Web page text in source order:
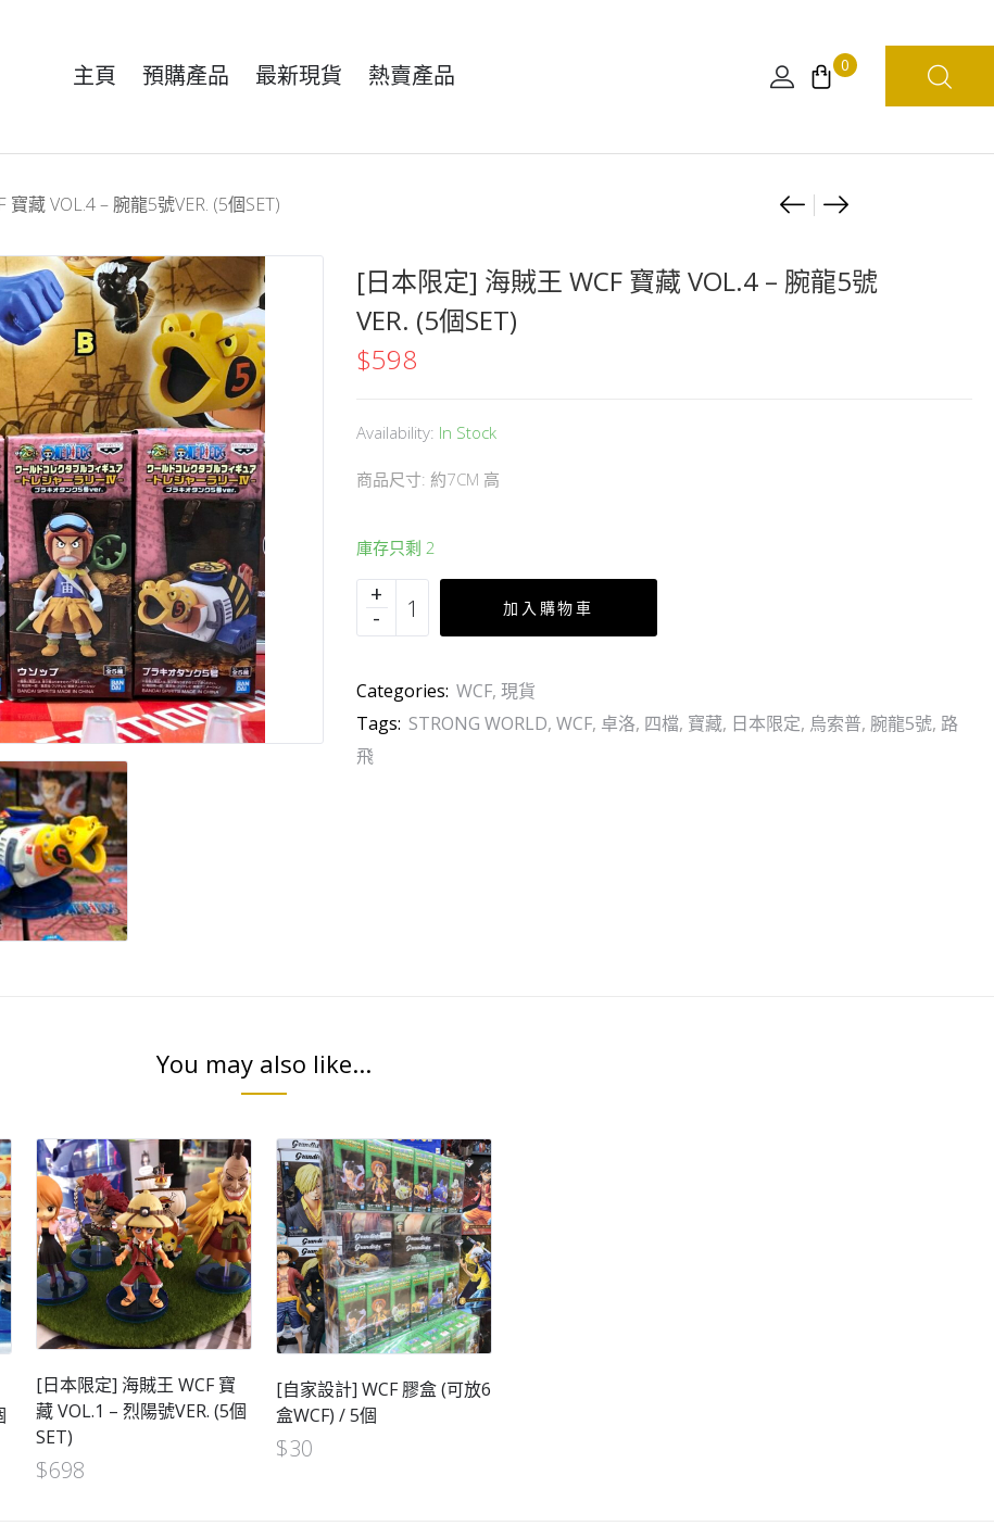
主頁 預購產品 最新現貨 熱賣產品 0
藏 VOL.4 – 腕龍5號VER. (5個SET)
Product
海
王
WCF
海
王
WCF
[日本限定] 海賊王 WCF 寶藏 VOL.4 – 腕龍5號
VER. (5個SET)
$598
Availability: In Stock
商品尺寸: 約7CM 高
庫存只剩 2
加入購物車
Categories: WCF, 現貨
Tags: STRONG WORLD, WCF, 卓洛, 四檔, 寶藏, 日本限定, 烏索普, 腕龍5號, 路
飛
You may also like...
[日本限定] 海賊王 WCF 寶
藏 VOL.1 – 烈陽號VER. (5個
SET)
$698
[自家設計] WCF 膠盒 (可放6
盒WCF) / 5個
$30